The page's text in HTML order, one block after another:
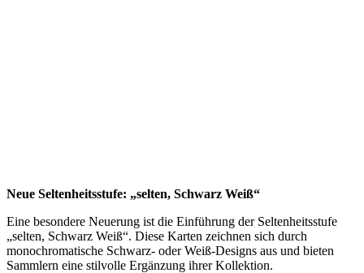
Neue Seltenheitsstufe: „selten, Schwarz Weiß“
Eine besondere Neuerung ist die Einführung der Seltenheitsstufe
„selten, Schwarz Weiß“. Diese Karten zeichnen sich durch
monochromatische Schwarz- oder Weiß-Designs aus und bieten
Sammlern eine stilvolle Ergänzung ihrer Kollektion.